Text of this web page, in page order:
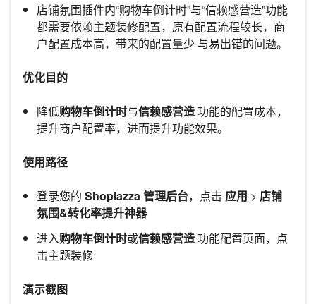
店铺氛围插件内“购物车倒计时”与“信赖感营造”功能
都需要依赖主题装修配置，原有配置流程较长，商
户配置成本高，带来的配置量少 与易出错的问题。
优化目的
降低购物车倒计时与信赖感营造功能的配置成本，
提升商户配置率，进而提升功能效果。
使用路径
登录您的 Shoplazza 管理后台，点击 应用 > 店铺
氛围&转化率提升神器
进入购物车倒计时或信赖感营造功能配置页面，点
击主题装修
演示截图